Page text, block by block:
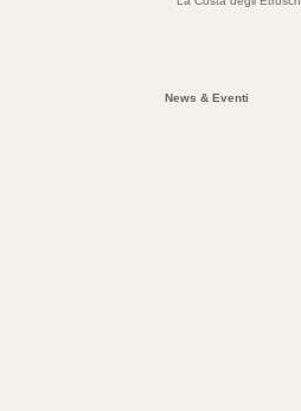
News & Eventi